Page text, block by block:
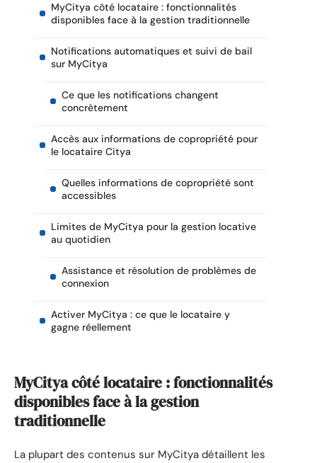
MyCitya côté locataire : fonctionnalités
disponibles face à la gestion traditionnelle
Notifications automatiques et suivi de bail
sur MyCitya
Ce que les notifications changent
concrètement
Accès aux informations de copropriété pour
le locataire Citya
Quelles informations de copropriété sont
accessibles
Limites de MyCitya pour la gestion locative
au quotidien
Assistance et résolution de problèmes de
connexion
Activer MyCitya : ce que le locataire y
gagne réellement
MyCitya côté locataire : fonctionnalités
disponibles face à la gestion
traditionnelle
La plupart des contenus sur MyCitya détaillent les